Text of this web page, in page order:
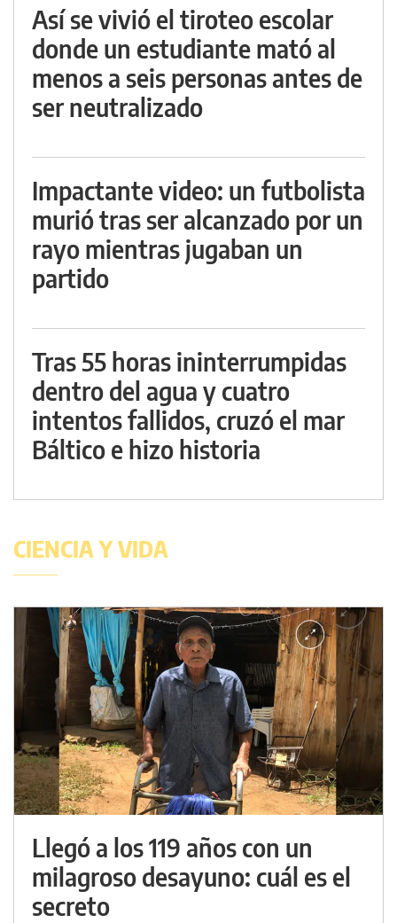
Así se vivió el tiroteo escolar
donde un estudiante mató al
menos a seis personas antes de
ser neutralizado
Impactante video: un futbolista
murió tras ser alcanzado por un
rayo mientras jugaban un
partido
Tras 55 horas ininterrumpidas
dentro del agua y cuatro
intentos fallidos, cruzó el mar
Báltico e hizo historia
CIENCIA Y VIDA
Llegó a los 119 años con un
milagroso desayuno: cuál es el
secreto